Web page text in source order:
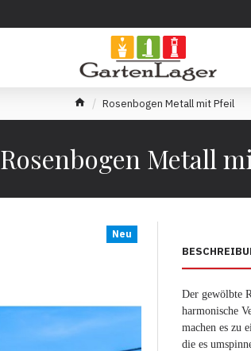
Rosenbogen Metall mit Pfeil
Rosenbogen Metall
Neu
Der gewölbte
harmonische
machen es zu
die es